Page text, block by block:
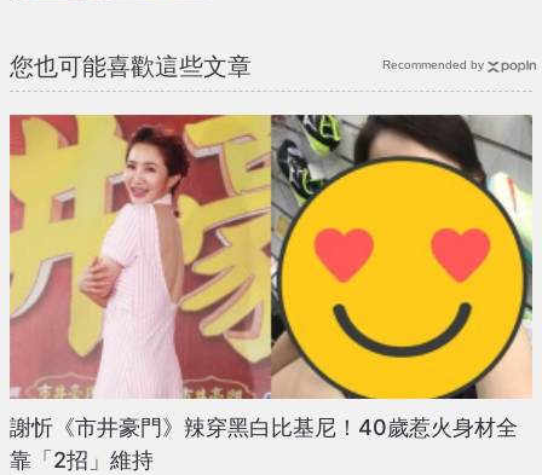
您也可能喜歡這些文章
謝忻《市井豪門》辣穿黑白比基尼！40歲惹火身材全
靠「2招」維持
Recommended by